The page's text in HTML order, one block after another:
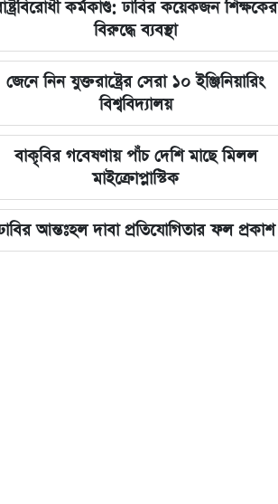
কর্মকাণ্ড: ঢাবির কয়েকজন শিক্ষকের
বিরুদ্ধে ব্যবস্থা
জেনে নিন যুক্তরাষ্ট্রের সেরা ১০ ইঞ্জিনিয়ারিং
বিশ্ববিদ্যালয়
বাকৃবির গবেষণায় পাঁচ দেশি মাছে মিলল
মাইক্রোপ্লাস্টিক
আন্তঃহল দাবা প্রতিযোগিতার ফল প্রকাশ